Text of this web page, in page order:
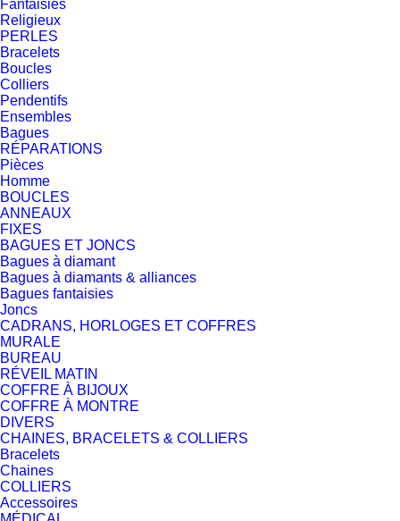
Fantaisies
Religieux
PERLES
Bracelets
Boucles
Colliers
Pendentifs
Ensembles
Bagues
RÉPARATIONS
Pièces
Homme
BOUCLES
ANNEAUX
FIXES
BAGUES ET JONCS
Bagues à diamant
Bagues à diamants & alliances
Bagues fantaisies
Joncs
CADRANS, HORLOGES ET COFFRES
MURALE
BUREAU
RÉVEIL MATIN
COFFRE À BIJOUX
COFFRE À MONTRE
DIVERS
CHAINES, BRACELETS & COLLIERS
Bracelets
Chaines
COLLIERS
Accessoires